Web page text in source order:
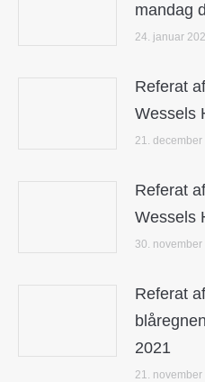
mandag
24. januar
Referat
Wessels
21. december
Referat
Wessels
30. november
Referat
2021
21. november